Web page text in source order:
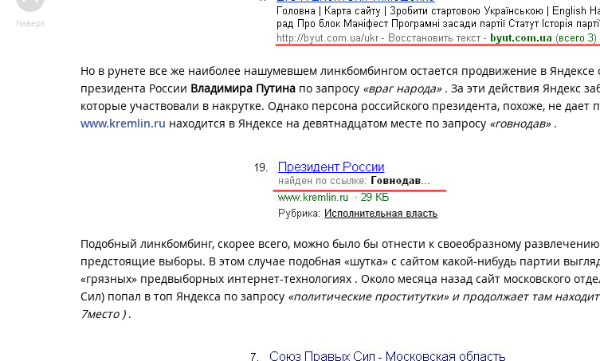
Но в рунете все же наиболее нашумевшем линкбомбингом остается продвижение в Яндексе
президента России Владимира Путина по запросу «враг народа» . За эти действия Яндекс
которые участвовали в накрутке. Однако персона российского президента, похоже, не дает
www.kremlin.ru находится в Яндексе на девятнадцатом месте по запросу «говнодав» .
Подобный линкбомбинг, скорее всего, можно было бы отнести к своеобразному
предстоящие выборы. В этом случае подобная «шутка» с сайтом какой-нибудь партии
«грязных» предвыборных интернет-технологиях . Около месяца назад сайт московского
Сил) попал в топ Яндекса по запросу «политические проститутки» и продолжает там
7место ) .
Наверх